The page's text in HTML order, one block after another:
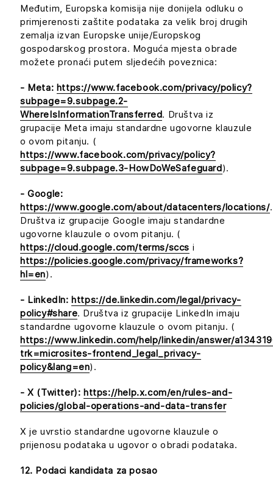
Međutim, Europska komisija nije donijela odluku o
primjerenosti zaštite podataka za velik broj drugih
zemalja izvan Europske unije/Europskog
gospodarskog prostora. Moguća mjesta obrade
možete pronaći putem sljedećih poveznica:
- Meta: https://www.facebook.com/privacy/policy?
subpage=9.subpage.2-
WhereIsInformationTransferred. Društva iz
grupacije Meta imaju standardne ugovorne klauzule
o ovom pitanju. (
https://www.facebook.com/privacy/policy?
subpage=9.subpage.3-HowDoWeSafeguard).
- Google:
https://www.google.com/about/datacenters/locations/.
Društva iz grupacije Google imaju standardne
ugovorne klauzule o ovom pitanju. (
https://cloud.google.com/terms/sccs i
https://policies.google.com/privacy/frameworks?
hl=en).
- LinkedIn: https://de.linkedin.com/legal/privacy-
policy#share. Društva iz grupacije LinkedIn imaju
standardne ugovorne klauzule o ovom pitanju. (
https://www.linkedin.com/help/linkedin/answer/
trk=microsites-frontend_legal_privacy-
policy&lang=en).
- X (Twitter): https://help.x.com/en/rules-and-
policies/global-operations-and-data-transfer
X je uvrstio standardne ugovorne klauzule o
prijenosu podataka u ugovor o obradi podataka.
12. Podaci kandidata za posao